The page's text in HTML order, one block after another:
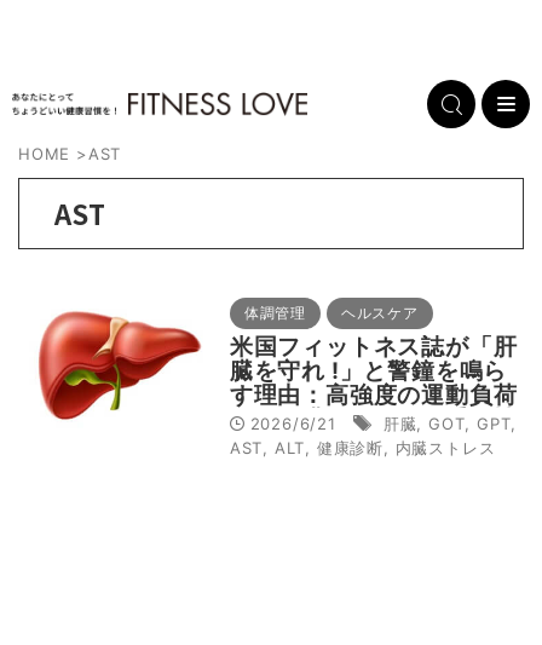
HOME >AST
AST
体調管理 ヘルスケア
米国フィットネス誌が「肝
臓を守れ !」と警鐘を鳴ら
す理由：高強度の運動負荷
から肝臓をケアする重要性
とは
2026/6/21 肝臓 GOT ,GPT
AST
ALT 健康診断 内臓ストレス